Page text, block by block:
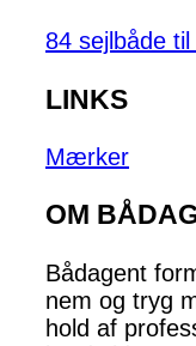
84 sejlbåde til
LINKS
Mærker
OM
Bådagent
nem og tryg
hold af